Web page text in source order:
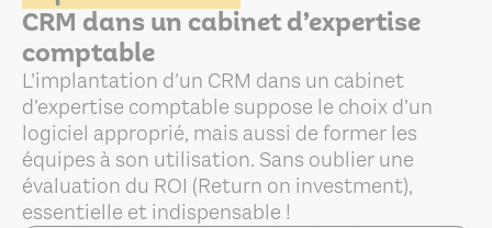
CRM dans un cabinet d’expertise
comptable
L’implantation d’un CRM dans un cabinet
d’expertise comptable suppose le choix d’un
logiciel approprié, mais aussi de former les
équipes à son utilisation. Sans oublier une
évaluation du ROI (Return on investment),
essentielle et indispensable !